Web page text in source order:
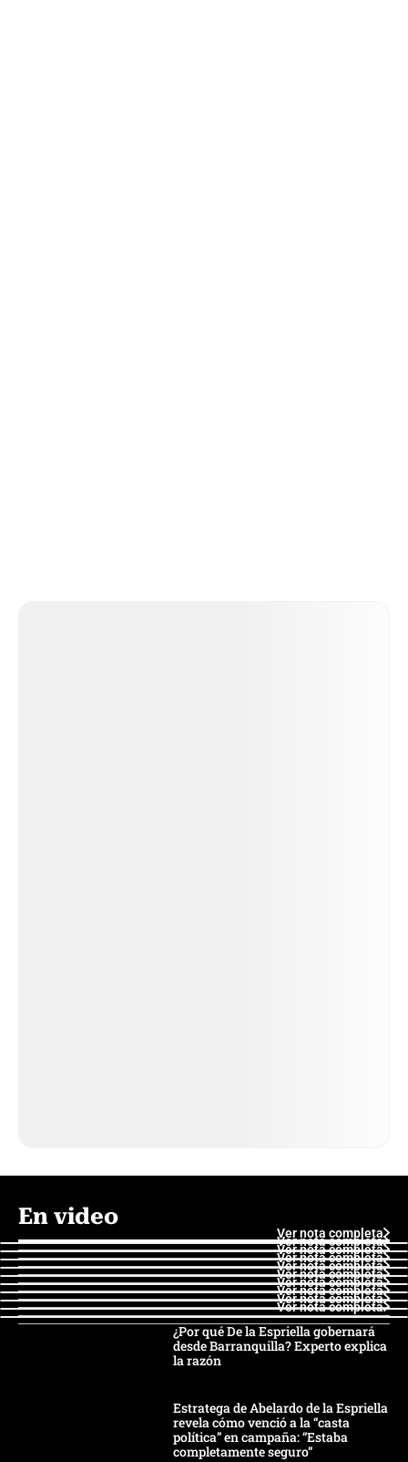
En video
Ver nota completa
Ver nota completa
Ver nota completa
Ver nota completa
Ver nota completa
Ver nota completa
Ver nota completa
Ver nota completa
Ver nota completa
Ver nota completa
¿Por qué De la Espriella gobernará
desde Barranquilla? Experto explica
la razón
Estratega de Abelardo de la Espriella
revela cómo venció a la “casta
política” en campaña: “Estaba
completamente seguro”